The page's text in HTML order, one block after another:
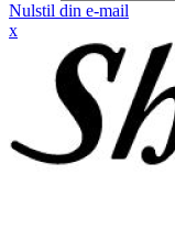
Nulstil din e-mail
x